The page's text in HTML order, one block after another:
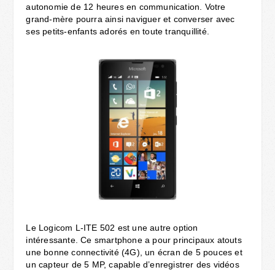
autonomie de 12 heures en communication. Votre
grand-mère pourra ainsi naviguer et converser avec
ses petits-enfants adorés en toute tranquillité.
Le Logicom L-ITE 502 est une autre option
intéressante. Ce smartphone a pour principaux atouts
une bonne connectivité (4G), un écran de 5 pouces et
un capteur de 5 MP, capable d’enregistrer des vidéos